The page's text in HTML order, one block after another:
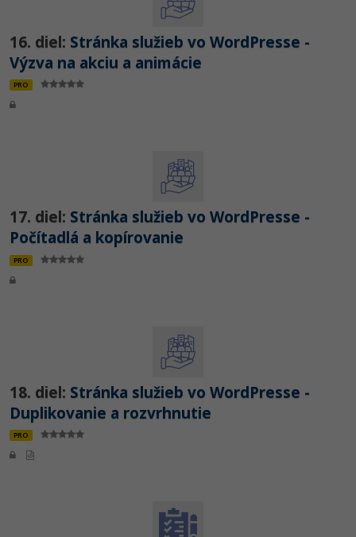
16. diel: Stránka služieb vo WordPresse -
Výzva na akciu a animácie
PRO
17. diel: Stránka služieb vo WordPresse -
Počítadlá a kopírovanie
PRO
18. diel: Stránka služieb vo WordPresse -
Duplikovanie a rozvrhnutie
PRO